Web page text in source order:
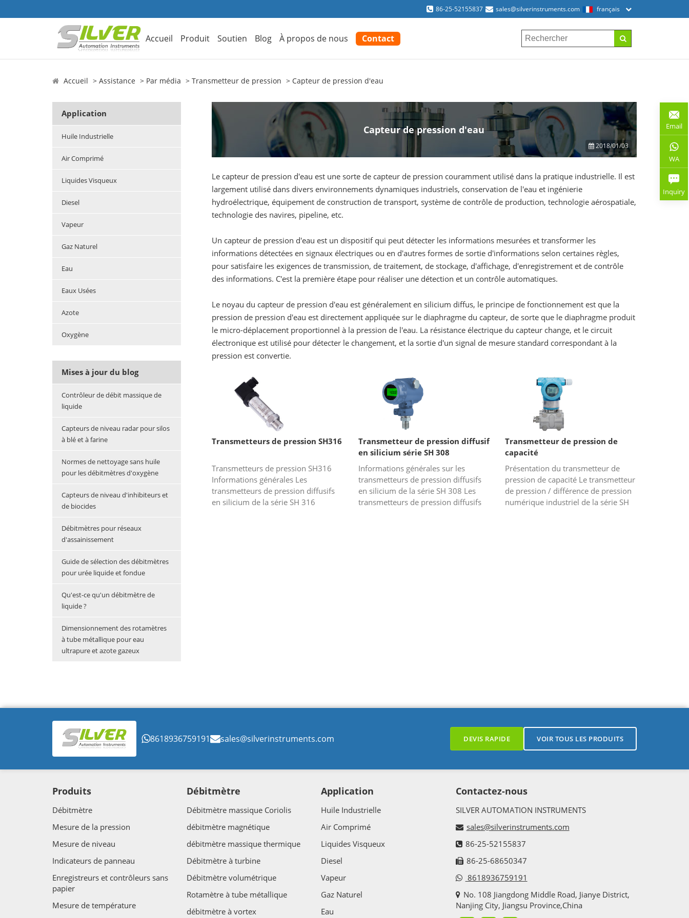
86-25-52155837 sales@silverinstruments.com français
Accueil Produit Soutien Blog À propos de nous Contact
Accueil Assistance Par média Transmetteur de pression Capteur de pression d'eau
Application
Huile Industrielle
Air Comprimé
Liquides Visqueux
Diesel
Vapeur
Gaz Naturel
Eau
Eaux Usées
Azote
Oxygène
Mises à jour du blog
Contrôleur de débit massique de
liquide
Capteurs de niveau radar pour silos
à blé et à farine
Normes de nettoyage sans huile
pour les débitmètres d'oxygène
Capteurs de niveau d'inhibiteurs et
de biocides
Débitmètres pour réseaux
d'assainissement
Guide de sélection des débitmètres
pour urée liquide et fondue
Qu'est-ce qu'un débitmètre de
liquide ?
Dimensionnement des rotamètres
à tube métallique pour eau
ultrapure et azote gazeux
Capteur de pression d'eau
2018/01/03
Le capteur de pression d'eau est une sorte de capteur de pression couramment utilisé dans la pratique industrielle. Il est
largement utilisé dans divers environnements dynamiques industriels, conservation de l'eau et ingénierie
hydroélectrique, équipement de construction de transport, système de contrôle de production, technologie aérospatiale,
technologie des navires, pipeline, etc.
Un capteur de pression d'eau est un dispositif qui peut détecter les informations mesurées et transformer les
informations détectées en signaux électriques ou en d'autres formes de sortie d'informations selon certaines règles,
pour satisfaire les exigences de transmission, de traitement, de stockage, d'affichage, d'enregistrement et de contrôle
des informations. C'est la première étape pour réaliser une détection et un contrôle automatiques.
Le noyau du capteur de pression d'eau est généralement en silicium diffus, le principe de fonctionnement est que la
pression de pression d'eau est directement appliquée sur le diaphragme du capteur, de sorte que le diaphragme produit
le micro-déplacement proportionnel à la pression de l'eau. La résistance électrique du capteur change, et le circuit
électronique est utilisé pour détecter le changement, et la sortie d'un signal de mesure standard correspondant à la
pression est convertie.
Transmetteurs de pression SH316
Transmetteurs de pression SH316
Informations générales Les
transmetteurs de pression diffusifs
en silicium de la série SH 316
Transmetteur de pression diffusif
en silicium série SH 308
Informations générales sur les
transmetteurs de pression diffusifs
en silicium de la série SH 308 Les
transmetteurs de pression diffusifs
Transmetteur de pression de
capacité
Présentation du transmetteur de
pression de capacité Le transmetteur
de pression / différence de pression
numérique industriel de la série SH
8618936759191 sales@silverinstruments.com DEVIS RAPIDE VOIR TOUS LES PRODUITS
Produits
Débitmètre
Mesure de la pression
Mesure de niveau
Indicateurs de panneau
Enregistreurs et contrôleurs sans
papier
Mesure de température
Débitmètre
Débitmètre massique Coriolis
débitmètre magnétique
débitmètre massique thermique
Débitmètre à turbine
Débitmètre volumétrique
Rotamètre à tube métallique
débitmètre à vortex
Application
Huile Industrielle
Air Comprimé
Liquides Visqueux
Diesel
Vapeur
Gaz Naturel
Eau
Contactez-nous
SILVER AUTOMATION INSTRUMENTS
sales@silverinstruments.com
86-25-52155837
86-25-68650347
8618936759191
No. 108 Jiangdong Middle Road, Jianye District,
Nanjing City, Jiangsu Province,China
Email
WA
Inquiry